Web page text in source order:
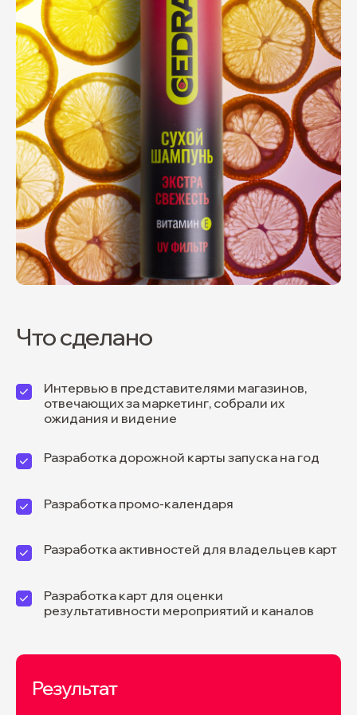
Что сделано
Интервью в представителями магазинов,
отвечающих за маркетинг, собрали их
ожидания и видение
Разработка дорожной карты запуска на год
Разработка промо-календаря
Разработка активностей для владельцев карт
Разработка карт для оценки
результативности мероприятий и каналов
Результат
давайте
обсудим
вашу задачу
Опишите кратко вашу задачу